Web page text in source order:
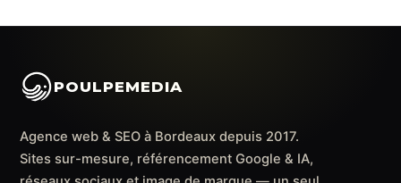
POULPEMEDIA
Agence web & SEO à Bordeaux depuis 2017.
Sites sur-mesure, référencement Google & IA,